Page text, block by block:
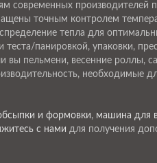
современных производителей
точным контролем
тепла для
панировкой, упаковки,
вы пельмени, весенние роллы,
необходимые
и формовки, машина для
с нами для получения